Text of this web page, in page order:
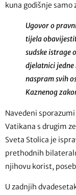
kuna godišnje samo
Ugovor o
tijela
sudske istrage
djelatnici
naspram svih
Kaznenog
Navedeni
Vatikana s drugim
Sveta Stolica je
prethodnih
njihovu korist,
U zadnjih